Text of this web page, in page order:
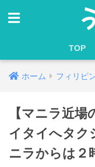
TOP
ホーム フィリピ
【マニラ近
イタイへタ
ニラからは２